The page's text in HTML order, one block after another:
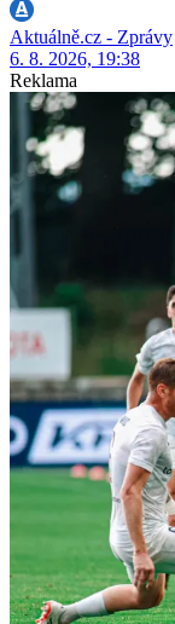
Aktuálně.cz - Zprávy
6. 8. 2026, 19:38
Reklama